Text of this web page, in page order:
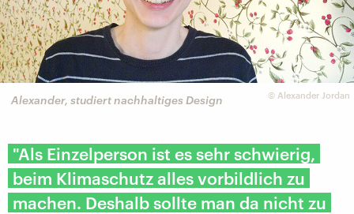
© Alexander Jordan
Alexander, studiert nachhaltiges Design
"Als Einzelperson ist es sehr schwierig,
beim Klimaschutz alles vorbildlich zu
machen. Deshalb sollte man da nicht zu